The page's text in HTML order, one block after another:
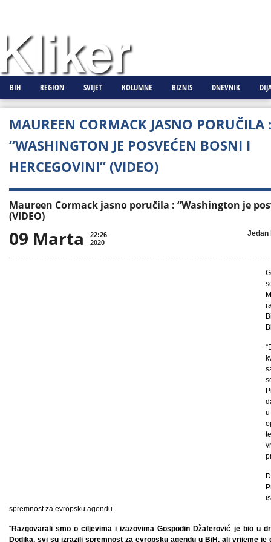
BIH REGION SVIJET KOLUMNE BIZNIS DNEVNIK
MAUREEN CORMACK JASNO PORUČILA :
“WASHINGTON JE POSVEĆEN BOSNI I
HERCEGOVINI” (VIDEO)
Maureen Cormack jasno poručila : “Washington je
(VIDEO)
09 Marta
22:26
2020
Jedan
u
spremnost za evropsku agendu.
“Razgovarali smo o ciljevima i izazovima Gospodin Džaferović je bio u
Dodika, svi su izrazili spremnost za evropsku agendu u BiH, ali vrijeme